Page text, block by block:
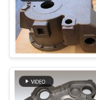
LA
FÁBRICA
CONTROL
DE
CALIDAD
hierro